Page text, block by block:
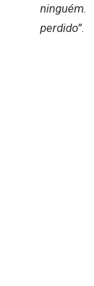
perdido”.